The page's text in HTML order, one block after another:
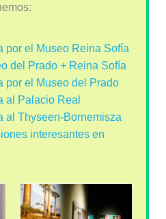
por el Museo Reina Sofía
del Prado + Reina Sofía
por el Museo del Prado
al Palacio Real
al Thyseen-Bornemisza
interesantes en